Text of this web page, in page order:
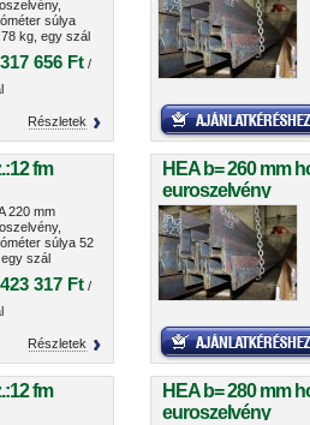
súlya
kg, egy szál
317 656 Ft/
Részletek
fm
220 mm
súlya 52
szál
423 317 Ft/
Részletek
HEA b= 260 mm
euroszelvény
fm
HEA b= 280 mm
euroszelvény